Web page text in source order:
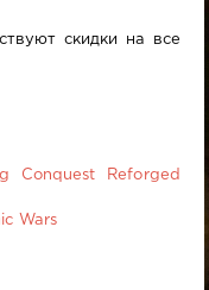
скидки на все
Conquest Reforged
Wars